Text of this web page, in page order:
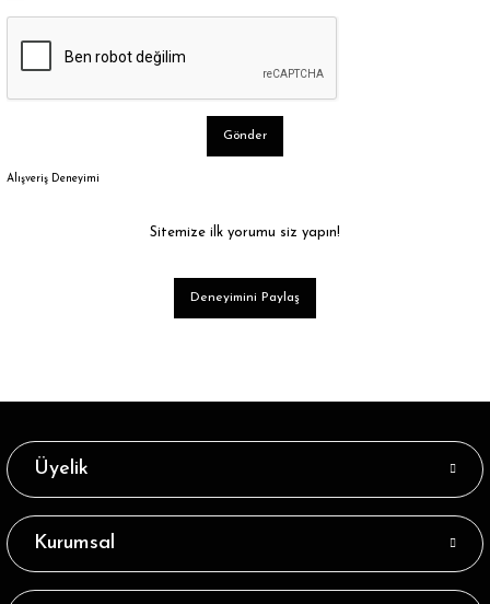
Gönder
Alışveriş Deneyimi
Sitemize ilk yorumu siz yapın!
Deneyimini Paylaş
Üyelik
Kurumsal